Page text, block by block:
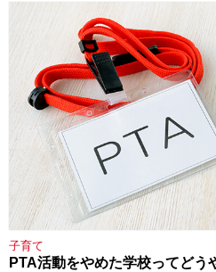
子育て
PTA活動をやめた学校ってどう